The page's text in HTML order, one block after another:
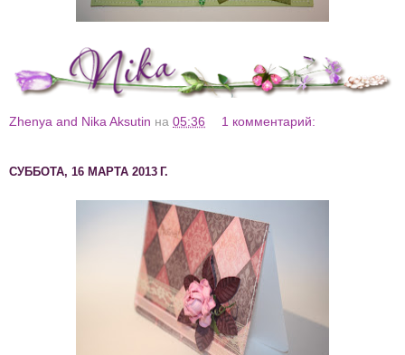
Zhenya and Nika Aksutin на 05:36 1 комментарий:
СУББОТА, 16 МАРТА 2013 Г.